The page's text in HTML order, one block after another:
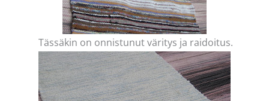
Tässäkin on onnistunut väritys ja raidoitus.